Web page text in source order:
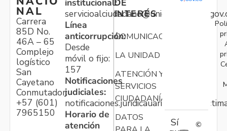
NAL
Carrera
85D No.
46A – 65
Complejo
logístico
San
Cayetano
Conmutador:
+57 (601)
7965150
Línea
anticorrupción:
Desde
móvil o fijo:
157
Notificaciones
judiciales:
Horario de
atención
INTERÉS
COMUNICACIONES
LA UNIDAD
ATENCIÓN Y
SERVICIOS
CIUDADANÍA
DATOS
Sí
©